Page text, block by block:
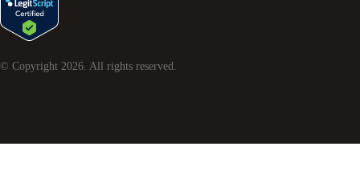
© Copyright 2026 . All rights reserved.